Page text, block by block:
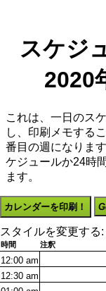
スケジ
2020
これは、一日のス
し、印刷メモする
番目の週になりま
ケジュールか24時
ます。
カレンダーを印刷！
スタイルを変更する:
時間 注釈
12:00 am
12:30 am